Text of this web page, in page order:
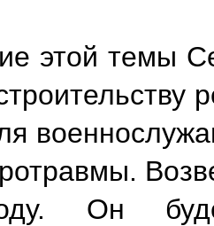
этой темы
Он